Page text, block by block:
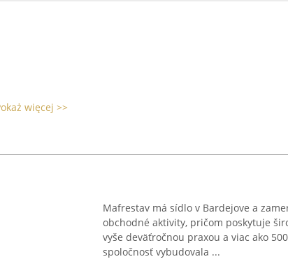
więcej >>
Mafrestav má sídlo v Bardejove a
obchodné aktivity, pričom poskytuje
vyše deväťročnou praxou a viac ako
spoločnosť vybudovala ...